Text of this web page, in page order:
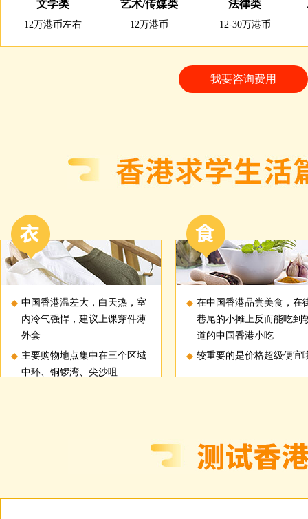
文学类
12万港币左右
艺术/传媒类
12万港币
法律类
12-30万港币
我要咨询费用
中国香港温差大，白天热，室
内冷气强悍，建议上课穿件薄
外套
主要购物地点集中在三个区域
中环、铜锣湾、尖沙咀
在中国香港品尝美食，在
巷尾的小摊上反而能吃到
道的中国香港小吃
较重要的是价格超级便宜